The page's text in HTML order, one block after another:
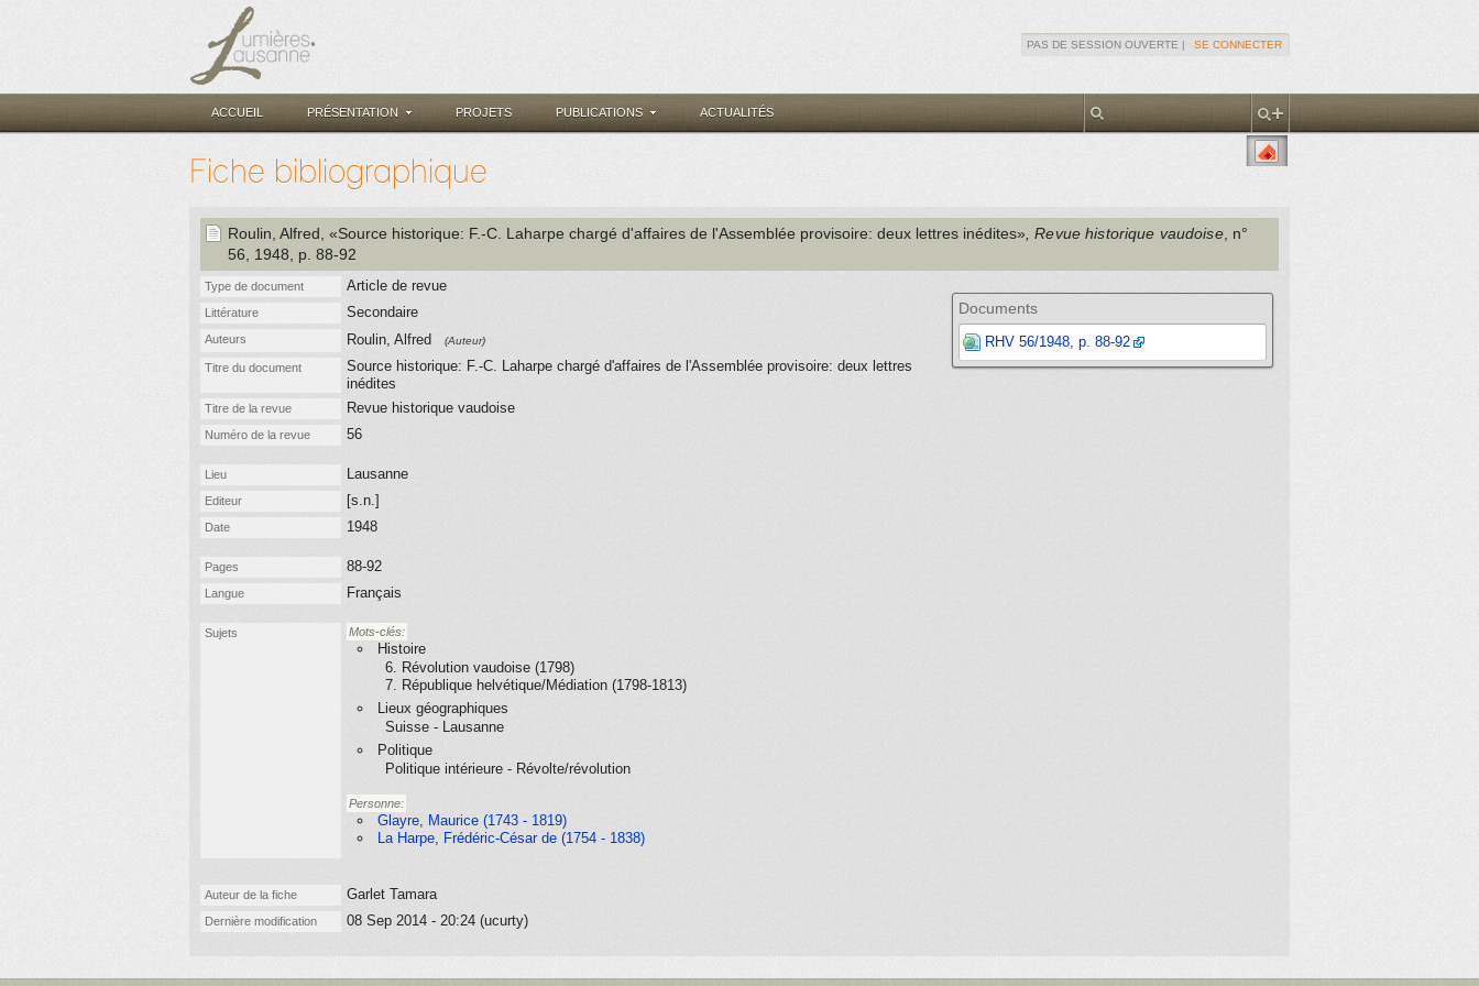
PAS DE SESSION OUVERTE | SE CONNECTER
ACCUEIL PRÉSENTATION PROJETS PUBLICATIONS ACTUALITÉS
Fiche bibliographique
Roulin, Alfred , «Source historique: F.-C. Laharpe chargé d'affaires de l'Assemblée provisoire: deux lettres inédites» , Revue historique vaudoise, n°
56 , 1948 , p. 88-92
Documents
RHV 56/1948, p. 88-92
Type de document Article de revue
Littérature Secondaire
Auteurs Roulin, Alfred (Auteur)
Titre du document
Source historique: F.-C. Laharpe chargé d'affaires de l'Assemblée provisoire: deux lettres
inédites
Titre de la revue Revue historique vaudoise
Numéro de la revue 56
Lieu Lausanne
Editeur [s.n.]
Date 1948
Pages 88-92
Langue Français
Sujets Mots-clés:
Histoire
6. Révolution vaudoise (1798)
7. République helvétique/Médiation (1798-1813)
Lieux géographiques
Suisse - Lausanne
Politique
Politique intérieure - Révolte/révolution
Personne:
Glayre, Maurice (1743 - 1819)
La Harpe, Frédéric-César de (1754 - 1838)
Auteur de la fiche Garlet Tamara
Dernière modification 08 Sep 2014 - 20:24 (ucurty)